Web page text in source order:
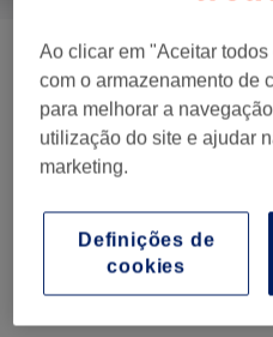
Comentários do centro
5,0
Ao clicar em "Aceitar
com o armazenamento de
para melhorar a
utilização do site e ajudar
marketing.
Definições de
cookies